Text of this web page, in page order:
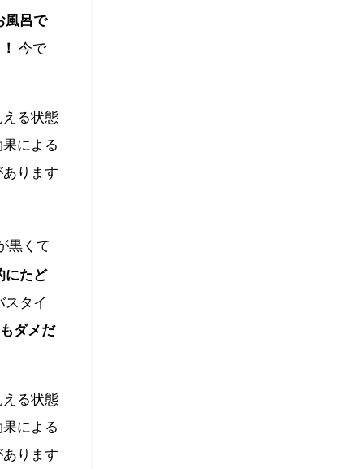
風呂で
今で
る状態
による
ります
黒くて
にたど
スタイ
ダメだ
る状態
による
ります